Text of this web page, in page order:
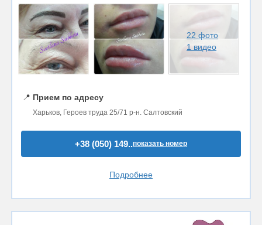
22 фото
1 видео
📍 Прием по адресу
Харьков, Героев труда 25/71 р-н. Салтовский
+38 (050) 149..показать номер
Подробнее